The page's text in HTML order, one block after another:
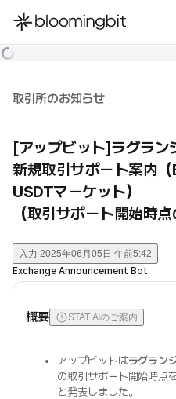
한국어
取引所のお知らせ
[アップビット]ラグラン
新規取引サポート案内（
USDTマーケット）
（取引サポート開始時点
入力 2025年06月05日 午前5:42
Exchange Announcement Bot
概要 STAT AIのご案内
アップビットはラグラン
の取引サポート開始時点
と発表しました。